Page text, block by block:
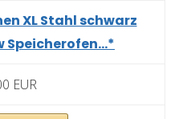
XL Stahl schwarz
Speicherofen...*
EUR